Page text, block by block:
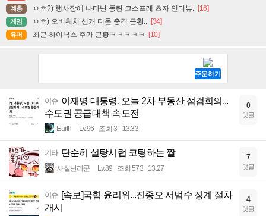
계층 ㅇㅎ?) 행사장에 나타난 동탄 코스프레 츠자 인터뷰. [16]
게임 ㅇㅎ) 오버워치 신캐 디몬 충격 근황.. [34]
유머 최근 하이닉스 주가 근황ㅋㅋㅋㅋㅋ [10]
이슈 이재명 대통령, 오늘 2차 부동산 점검회의...
수도권 공급대책 속도전
Earth Lv.96 조회 3 13:33
0
댓글
기타 단순히 설탕시럽 코팅하는 짤
사실난라쿤 Lv.89 조회 573 13:27
7
댓글
이슈 [속보]국힘 윤리위...진종오 서범수 징계 절차
개시
4
댓글